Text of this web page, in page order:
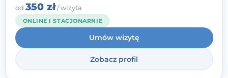
Psychiatrycznego oraz Polskiego
Towarzystwa Psychologicznego, a także
jestem członkiem nadzwyczajnym
Wielkopolskiego Towarzystwa Terapii
Systemowej.
od 350 zł/ wizyta
ONLINE I STACJONARNIE
Umów wizytę
Zobacz profil